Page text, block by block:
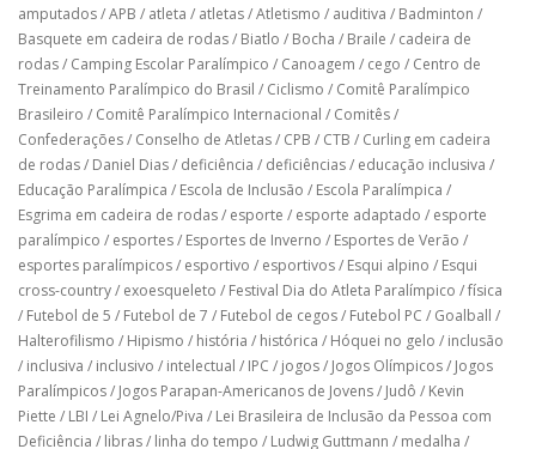
amputados/APB / atleta / atletas/Atletismo / auditiva / Badminton /
Basquete em cadeira de rodas/ Biatlo / Bocha / Braile / cadeira de
rodas/ Camping Escolar Paralímpico / Canoagem / cego / Centro de
Treinamento Paralímpico do Brasil / Ciclismo / Comitê Paralímpico
Brasileiro / Comitê Paralímpico Internacional / Comitês/
Confederações/ Conselho de Atletas/ CPB / CTB / Curling em cadeira
de rodas/ Daniel Dias/ deficiência / deficiências/ educação inclusiva /
Educação Paralímpica / Escola de Inclusão / Escola Paralímpica /
Esgrima em cadeira de rodas/ esporte / esporte adaptado / esporte
paralímpico / esportes/ Esportes de Inverno / Esportes de Verão /
esportes paralímpicos/ esportivo / esportivos/ Esqui alpino / Esqui
cross-country/ exoesqueleto / Festival Dia do Atleta Paralímpico /física
/ Futebol de 5 / Futebol de 7 / Futebol de cegos/ Futebol PC / Goalball /
Halterofilismo / Hipismo / história / histórica / Hóquei no gelo / inclusão
/ inclusiva / inclusivo / intelectual / IPC / jogos/ Jogos Olímpicos/ Jogos
Paralímpicos/ Jogos Parapan-Americanos de Jovens/ Judô / Kevin
Piette / LBI / Lei Agnelo/Piva / Lei Brasileira de Inclusão da Pessoa com
Deficiência / libras/ linha do tempo / Ludwig Guttmann / medalha /